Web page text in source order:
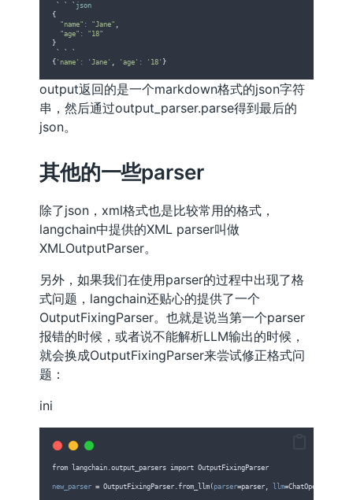
` ` ` json
{
"name" : "Jane"
"age" :
"18"
}
` ` `
{ 'name' : 'Jane' 'age' : '18' }
output返回的是一个markdown格式的json字符
串，然后通过output_parser.parse得到最后的
json。
其他的一些parser
除了json，xml格式也是比较常用的格式，
langchain中提供的XML parser叫做
XMLOutputParser。
另外，如果我们在使用parser的过程中出现了格
式问题，langchain还贴心的提供了一个
OutputFixingParser。也就是说当第一个parser
报错的时候，或者说不能解析LLM输出的时候，
就会换成OutputFixingParser来尝试修正格式问
题：
ini
from langchain.output_parsers import OutputFixingParser
new_parser = OutputFixingParser.from_llm( parser=parser, llm=ChatOpenAI())